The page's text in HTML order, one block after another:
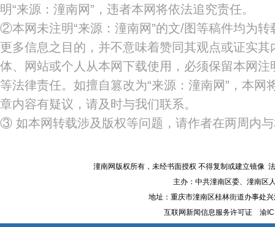
明“来源：潼南网”，违者本网将依法追究责任。
②本网未注明“来源：潼南网”的文/图等稿件均为
更多信息之目的，并不意味着赞同其观点或证实
体、网站或个人从本网下载使用，必须保留本网注
等法律责任。如擅自篡改为“来源：潼南网”，本网
章内容有疑议，请及时与我们联系。
③ 如本网转载涉及版权等问题，请作者在两周内
潼南网版权所有，未经书面授权 不得复制或建立镜像
主办：中共潼南区委、潼南区
地址：重庆市潼南区桂林街道办事处
互联网新闻信息服务许可证 渝